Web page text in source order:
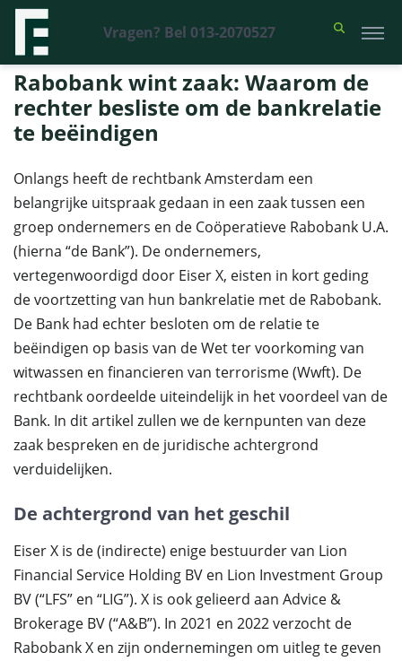
Vragen? Bel 013-2070527
Financieel Recht Advocaten >Uitspraken>Rabobank wint zaak:
Waarom de rechter besliste om de bankrelatie te beëindigen
Rabobank wint zaak: Waarom de
rechter besliste om de bankrelatie
te beëindigen
Onlangs heeft de rechtbank Amsterdam een
belangrijke uitspraak gedaan in een zaak tussen een
groep ondernemers en de Coöperatieve Rabobank U.A.
(hierna “de Bank”). De ondernemers,
vertegenwoordigd door Eiser X, eisten in kort geding
de voortzetting van hun bankrelatie met de Rabobank.
De Bank had echter besloten om de relatie te
beëindigen op basis van de Wet ter voorkoming van
witwassen en financieren van terrorisme (Wwft). De
rechtbank oordeelde uiteindelijk in het voordeel van de
Bank. In dit artikel zullen we de kernpunten van deze
zaak bespreken en de juridische achtergrond
verduidelijken.
De achtergrond van het geschil
Eiser X is de (indirecte) enige bestuurder van Lion
Financial Service Holding BV en Lion Investment Group
BV (“LFS” en “LIG”). X is ook gelieerd aan Advice &
Brokerage BV (“A&B”). In 2021 en 2022 verzocht de
Rabobank X en zijn ondernemingen om uitleg te geven